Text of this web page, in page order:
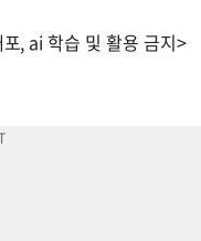
, ai 학습 및 활용 금지>